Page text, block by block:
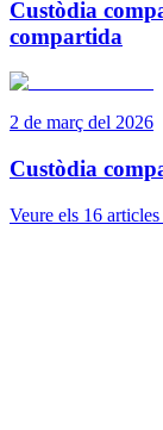
Custòdia
compartida
2 de març del 2026
Custòdia
Veure els 16